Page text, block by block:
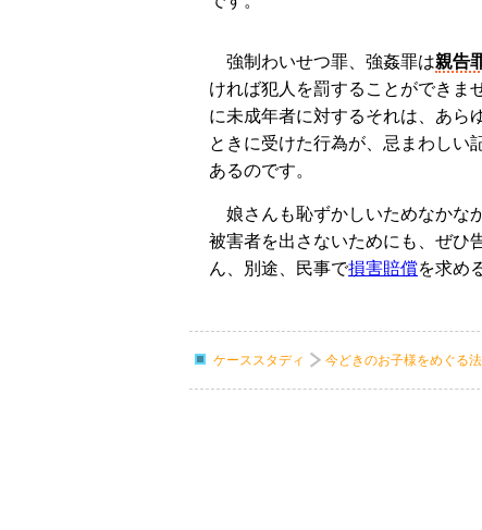
強制わいせつ罪、強姦罪は親告
ければ犯人を罰することができま
に未成年者に対するそれは、あら
ときに受けた行為が、忌まわしい
あるのです。
娘さんも恥ずかしいためなかな
被害者を出さないためにも、ぜひ
ん、別途、民事で損害賠償を求め
ケーススタディ 今どきのお子様をめぐる